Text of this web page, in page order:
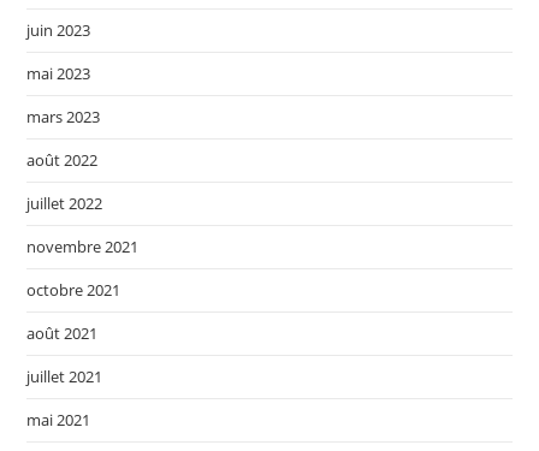
juin 2023
mai 2023
mars 2023
août 2022
juillet 2022
novembre 2021
octobre 2021
août 2021
juillet 2021
mai 2021